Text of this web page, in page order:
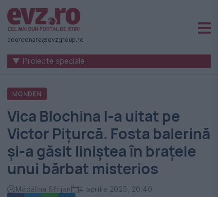
Știri
naționale
internaționale
România
-
Evenimentul
Zilei
coordonare@evzgroup.ro
▼ Proiecte speciale
MONDEN
Vica Blochina l-a uitat pe
Victor Pițurcă. Fosta balerină
și-a găsit liniștea în brațele
unui bărbat misterios
Mădălina Sfrijan 4 aprilie 2025, 20:40